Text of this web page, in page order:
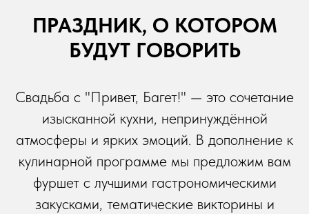
ПРАЗДНИК, О КОТОРОМ
БУДУТ ГОВОРИТЬ
Свадьба с "Привет, Багет!" — это сочетание
изысканной кухни, непринуждённой
атмосферы и ярких эмоций. В дополнение к
кулинарной программе мы предложим вам
фуршет с лучшими гастрономическими
закусками, тематические викторины и